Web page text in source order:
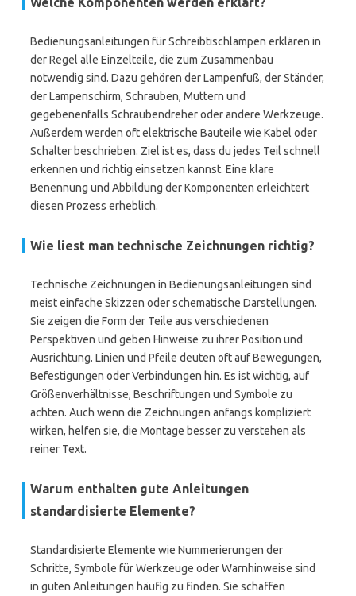
Bedienungsanleitungen für Schreibtischlampen erklären in
der Regel alle Einzelteile, die zum Zusammenbau
notwendig sind. Dazu gehören der Lampenfuß, der Ständer,
der Lampenschirm, Schrauben, Muttern und
gegebenenfalls Schraubendreher oder andere Werkzeuge.
Außerdem werden oft elektrische Bauteile wie Kabel oder
Schalter beschrieben. Ziel ist es, dass du jedes Teil schnell
erkennen und richtig einsetzen kannst. Eine klare
Benennung und Abbildung der Komponenten erleichtert
diesen Prozess erheblich.
Wie liest man technische Zeichnungen richtig?
Technische Zeichnungen in Bedienungsanleitungen sind
meist einfache Skizzen oder schematische Darstellungen.
Sie zeigen die Form der Teile aus verschiedenen
Perspektiven und geben Hinweise zu ihrer Position und
Ausrichtung. Linien und Pfeile deuten oft auf Bewegungen,
Befestigungen oder Verbindungen hin. Es ist wichtig, auf
Größenverhältnisse, Beschriftungen und Symbole zu
achten. Auch wenn die Zeichnungen anfangs kompliziert
wirken, helfen sie, die Montage besser zu verstehen als
reiner Text.
Warum enthalten gute Anleitungen
standardisierte Elemente?
Standardisierte Elemente wie Nummerierungen der
Schritte, Symbole für Werkzeuge oder Warnhinweise sind
in guten Anleitungen häufig zu finden. Sie schaffen